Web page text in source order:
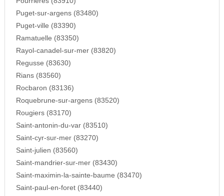
Puget-sur-argens (83480)
Puget-ville (83390)
Ramatuelle (83350)
Rayol-canadel-sur-mer (83820)
Regusse (83630)
Rians (83560)
Rocbaron (83136)
Roquebrune-sur-argens (83520)
Rougiers (83170)
Saint-antonin-du-var (83510)
Saint-cyr-sur-mer (83270)
Saint-julien (83560)
Saint-mandrier-sur-mer (83430)
Saint-maximin-la-sainte-baume (83470)
Saint-paul-en-foret (83440)